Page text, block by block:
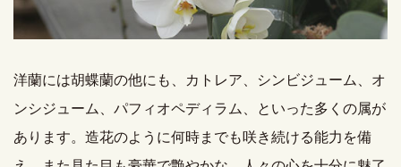
洋蘭には胡蝶蘭の他にも、カトレア、シンビジューム、オ
ンシジューム、パフィオペディラム、といった多くの属が
あります。造花のように何時までも咲き続ける能力を備